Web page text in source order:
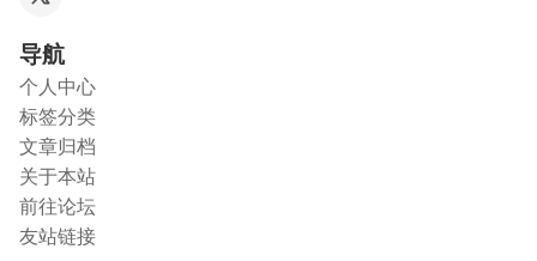
导航
个人中心
标签分类
文章归档
关于本站
前往论坛
友站链接